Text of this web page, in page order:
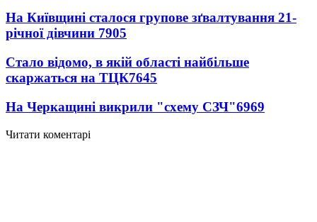
На Київщині сталося групове зґвалтування 21-
річної дівчини 7905
Стало відомо, в якій області найбільше
скаржаться на ТЦК7645
На Черкащині викрили "схему СЗЧ"6969
Читати коментарі